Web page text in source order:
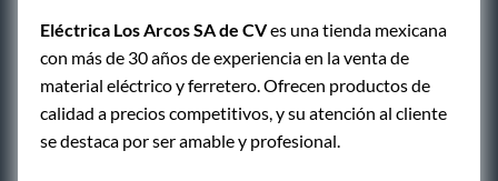
Eléctrica Los Arcos SA de CVes una tienda mexicana
con más de 30 años de experiencia en la venta de
material eléctrico y ferretero. Ofrecen productos de
calidad a precios competitivos, y su atención al cliente
se destaca por ser amable y profesional.